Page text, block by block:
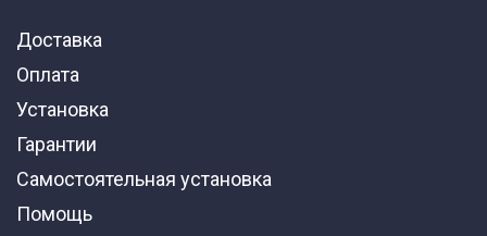
Доставка
Оплата
Установка
Гарантии
Самостоятельная установка
Помощь